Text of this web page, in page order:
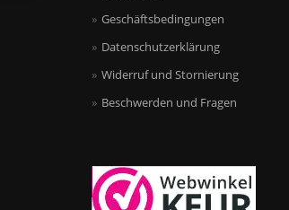
Geschäftsbedingungen
Datenschutzerklärung
Widerruf und Stornierung
Beschwerden und Fragen